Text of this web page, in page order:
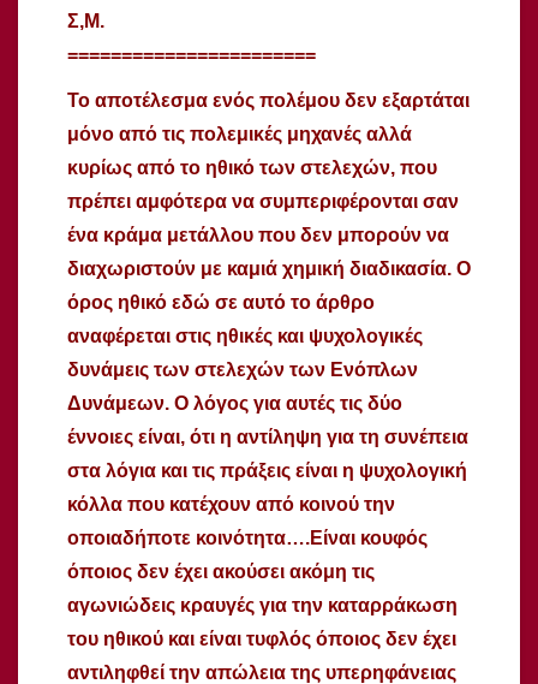
Σ,Μ.
=======================
Το αποτέλεσμα ενός πολέμου δεν εξαρτάται
μόνο από τις πολεμικές μηχανές αλλά
κυρίως από το ηθικό των στελεχών, που
πρέπει αμφότερα να συμπεριφέρονται σαν
ένα κράμα μετάλλου που δεν μπορούν να
διαχωριστούν με καμιά χημική διαδικασία. Ο
όρος ηθικό εδώ σε αυτό το άρθρο
αναφέρεται στις ηθικές και ψυχολογικές
δυνάμεις των στελεχών των Ενόπλων
Δυνάμεων. Ο λόγος για αυτές τις δύο
έννοιες είναι, ότι η αντίληψη για τη συνέπεια
στα λόγια και τις πράξεις είναι η ψυχολογική
κόλλα που κατέχουν από κοινού την
οποιαδήποτε κοινότητα….Είναι κουφός
όποιος δεν έχει ακούσει ακόμη τις
αγωνιώδεις κραυγές για την καταρράκωση
του ηθικού και είναι τυφλός όποιος δεν έχει
αντιληφθεί την απώλεια της υπερηφάνειας